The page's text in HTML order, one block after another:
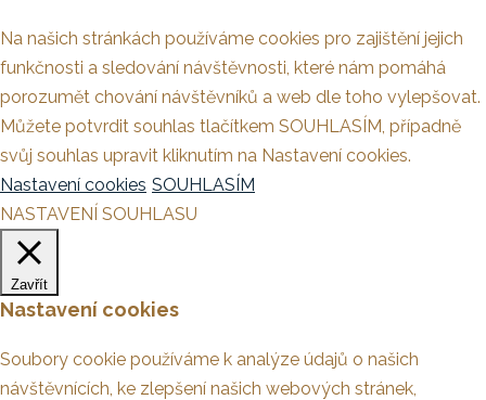
Na našich stránkách používáme cookies pro zajištění jejich
funkčnosti a sledování návštěvnosti, které nám pomáhá
porozumět chování návštěvníků a web dle toho vylepšovat.
Můžete potvrdit souhlas tlačítkem SOUHLASÍM, případně
svůj souhlas upravit kliknutím na Nastavení cookies.
Nastavení cookies SOUHLASÍM
NASTAVENÍ SOUHLASU
Zavřít
Nastavení cookies
Soubory cookie používáme k analýze údajů o našich
návštěvnících, ke zlepšení našich webových stránek,